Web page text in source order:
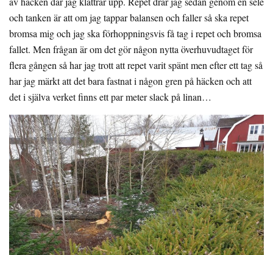
och tanken är att om jag tappar balansen och faller så ska repet
bromsa mig och jag ska förhoppningsvis få tag i repet och bromsa
fallet. Men frågan är om det gör någon nytta överhuvudtaget för
flera gången så har jag trott att repet varit spänt men efter ett tag så
har jag märkt att det bara fastnat i någon gren på häcken och att
det i själva verket finns ett par meter slack på linan…